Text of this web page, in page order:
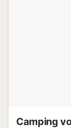
Camping